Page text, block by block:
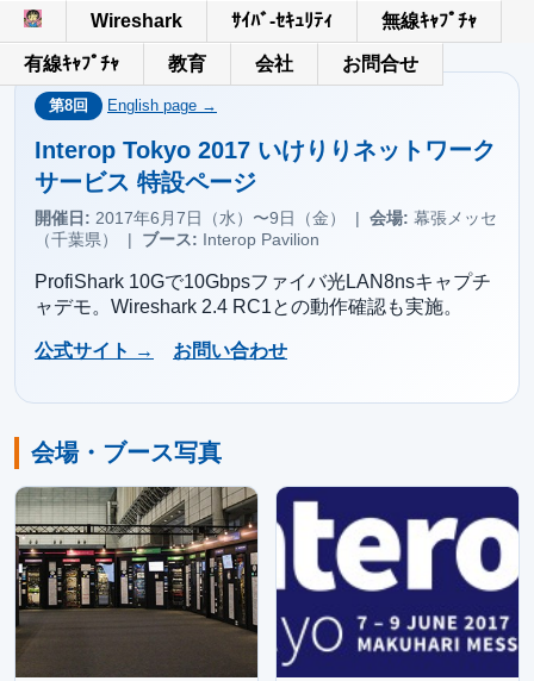
Wireshark ｻｲﾊﾞ-ｾｷｭﾘﾃｨ 無線ｷｬﾌﾟﾁｬ
有線ｷｬﾌﾟﾁｬ 教育 会社 お問合せ
第8回 English page →
Interop Tokyo 2017 いけりりネットワーク
サービス 特設ページ
開催日: 2017年6月7日（水）〜9日（金） | 会場: 幕張メッセ
（千葉県） | ブース: Interop Pavilion
ProfiShark 10Gで10Gbpsファイバ光LAN8nsキャプチ
ャデモ。Wireshark 2.4 RC1との動作確認も実施。
公式サイト → お問い合わせ
会場・ブース写真